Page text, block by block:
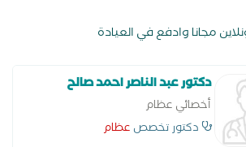
مجانا وادفع في العيادة
دكتور عبد الناصر احمد صالح
أخصائي عظام
دكتور تخصص عظام